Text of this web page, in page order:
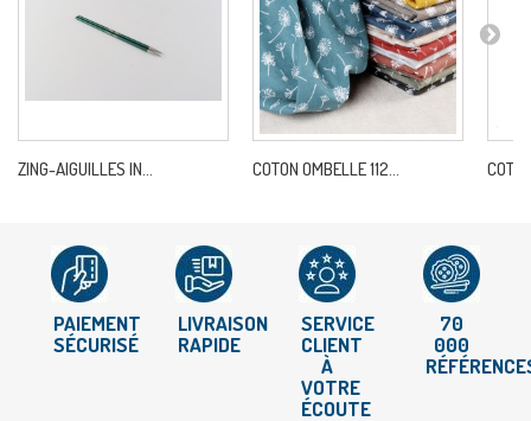
ZING-AIGUILLES IN... COTON OMBELLE 112...
PAIEMENT
SÉCURISÉ
LIVRAISON
RAPIDE
SERVICE
CLIENT
À
VOTRE
ÉCOUTE
70
000